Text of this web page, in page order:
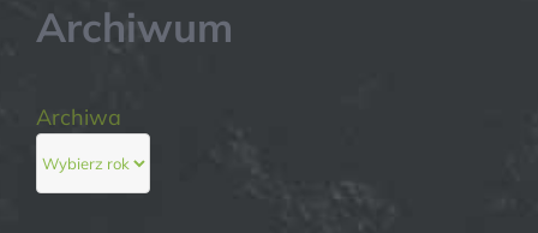
Archiwum
Archiwa